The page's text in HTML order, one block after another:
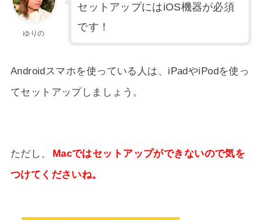
ゆりの
セットアップにはiOS機器が必須
です！
Androidスマホを使っている人は、iPadやiPodを使っ
てセットアップしましょう。
ただし、
Macではセットアップができないので気を
つけてくださいね。